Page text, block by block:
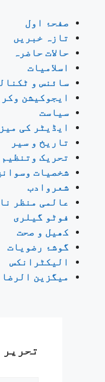
صفحۂ اول
تازہ خبریں
حالات حاضرہ
اسلامیات
سائنس و
ایجوکیشن
سیاست
ایڈیٹر کی
تاریخ و سیر
تحریک وتنظیم
شخصیات
شعروادب
عالمی منظر
فوٹو گیلری
کھیل و صحت
گوشۂ رضویات
الیکٹرانکس
میگزین الرضا
تحریر